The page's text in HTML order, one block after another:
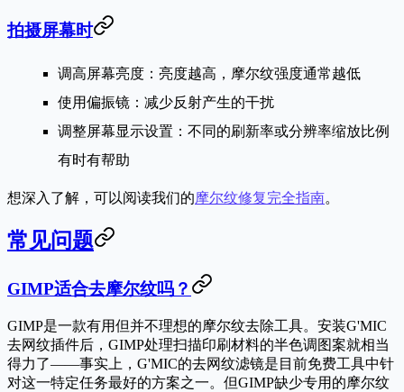
拍摄屏幕时
调高屏幕亮度 ：亮度越高，摩尔纹强度通常越低
使用偏振镜 ：减少反射产生的干扰
调整屏幕显示设置 ：不同的刷新率或分辨率缩放比例
有时有帮助
想深入了解，可以阅读我们的摩尔纹修复完全指南。
常见问题
GIMP适合去摩尔纹吗？
GIMP是一款有用但并不理想的摩尔纹去除工具。安装G'MIC
去网纹插件后，GIMP处理扫描印刷材料的半色调图案就相当
得力了——事实上，G'MIC的去网纹滤镜是目前免费工具中针
对这一特定任务最好的方案之一。但GIMP缺少专用的摩尔纹